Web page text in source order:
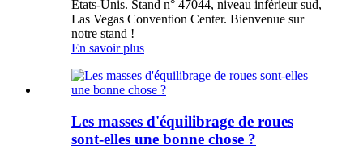
États-Unis. Stand n° 47044, niveau inférieur sud,
Las Vegas Convention Center. Bienvenue sur
notre stand !
En savoir plus
Les masses d'équilibrage de roues
sont-elles une bonne chose ?